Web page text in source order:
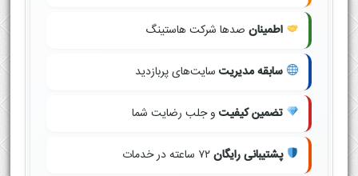
اطمینان صدها شرکت هاستینگ
سابقه مدیریت سایت‌های پربازدید
تضمین کیفیت و جلب رضایت شما
پشتیبانی رایگان۷۲ ساعته در خدمات